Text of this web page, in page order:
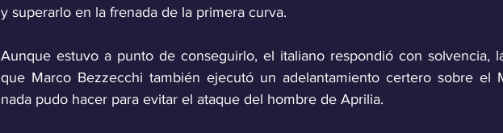
y superarlo en la frenada de la primera curva.
Aunque estuvo a punto de conseguirlo, el italiano respondió con solvencia,
que Marco Bezzecchi también ejecutó un adelantamiento certero sobre el
nada pudo hacer para evitar el ataque del hombre de Aprilia.